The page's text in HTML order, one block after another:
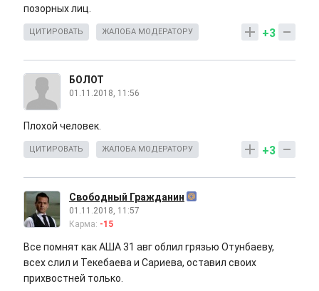
позорных лиц.
+3
ЦИТИРОВАТЬ ЖАЛОБА МОДЕРАТОРУ
БОЛОТ
01.11.2018, 11:56
Плохой человек.
+3
ЦИТИРОВАТЬ ЖАЛОБА МОДЕРАТОРУ
Свободный Гражданин
01.11.2018, 11:57
Карма: -15
Все помнят как АША 31 авг облил грязью Отунбаеву,
всех слил и Текебаева и Сариева, оставил своих
прихвостней только.